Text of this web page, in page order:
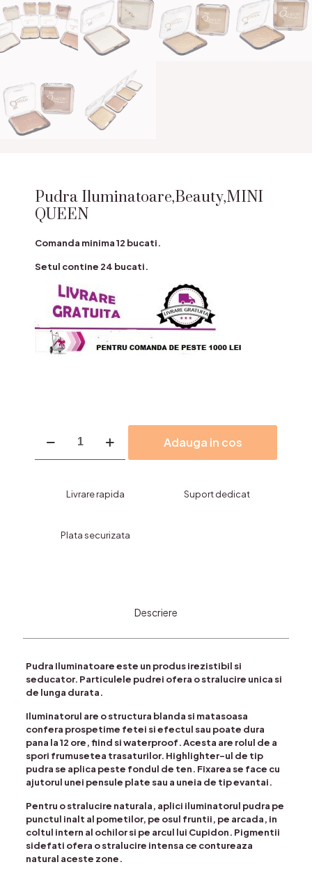
Pudra Iluminatoare,Beauty,MINI
QUEEN
Comanda minima 12 bucati.
Setul contine 24 bucati.
Pudra
Iluminatoare,Beauty,MINI
Adauga in cos
Livrare rapida Suport dedicat
Plata securizata
Descriere
Pudra Iluminatoare este un produs irezistibil si
seducator. Particulele pudrei ofera o stralucire unica si
de lunga durata.
Iluminatorul are o structura blanda si matasoasa
confera prospetime fetei si efectul sau poate dura
pana la 12 ore, fiind si waterproof. Acesta are rolul de a
spori frumusetea trasaturilor. Highlighter-ul de tip
pudra se aplica peste fondul de ten. Fixarea se face cu
ajutorul unei pensule plate sau a uneia de tip evantai.
Pentru o stralucire naturala, aplici iluminatorul pudra pe
punctul inalt al pometilor, pe osul fruntii, pe arcada, in
coltul intern al ochilor si pe arcul lui Cupidon. Pigmentii
sidefati ofera o stralucire intensa ce contureaza
natural aceste zone.